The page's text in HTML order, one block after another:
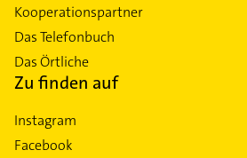
Kooperationspartner
Das Telefonbuch
Das Örtliche
Zu finden auf
Instagram
Facebook